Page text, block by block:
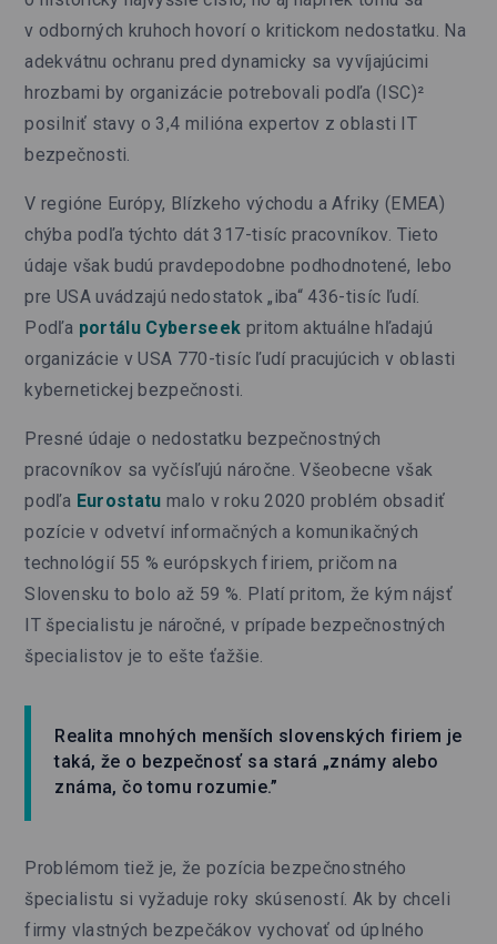
v odborných kruhoch hovorí o kritickom nedostatku. Na
adekvátnu ochranu pred dynamicky sa vyvíjajúcimi
hrozbami by organizácie potrebovali podľa (ISC)²
posilniť stavy o 3,4 milióna expertov z oblasti IT
bezpečnosti.
V regióne Európy, Blízkeho východu a Afriky (EMEA)
chýba podľa týchto dát 317-tisíc pracovníkov. Tieto
údaje však budú pravdepodobne podhodnotené, lebo
pre USA uvádzajú nedostatok „iba“ 436-tisíc ľudí.
Podľa portálu Cyberseek pritom aktuálne hľadajú
organizácie v USA 770-tisíc ľudí pracujúcich v oblasti
kybernetickej bezpečnosti.
Presné údaje o nedostatku bezpečnostných
pracovníkov sa vyčísľujú náročne. Všeobecne však
podľa Eurostatu malo v roku 2020 problém obsadiť
pozície v odvetví informačných a komunikačných
technológií 55 % európskych firiem, pričom na
Slovensku to bolo až 59 %. Platí pritom, že kým nájsť
IT špecialistu je náročné, v prípade bezpečnostných
špecialistov je to ešte ťažšie.
Realita mnohých menších slovenských firiem je
taká, že o bezpečnosť sa stará „známy alebo
známa, čo tomu rozumie.”
Problémom tiež je, že pozícia bezpečnostného
špecialistu si vyžaduje roky skúseností. Ak by chceli
firmy vlastných bezpečákov vychovať od úplného